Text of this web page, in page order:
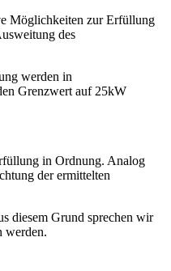
Möglichkeiten zur Erfüllung
des
werden in
Grenzwert auf 25kW
in Ordnung. Analog
der ermittelten
diesem Grund sprechen wir
werden.